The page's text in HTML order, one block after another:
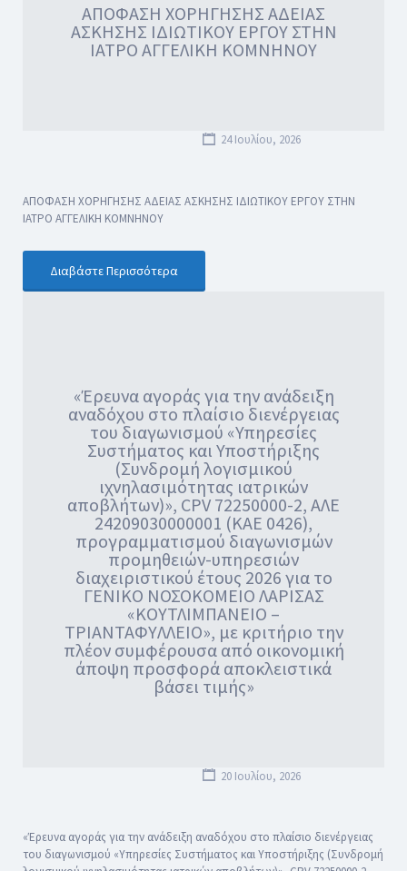
ΑΠΟΦΑΣΗ ΧΟΡΗΓΗΣΗΣ ΑΔΕΙΑΣ
ΑΣΚΗΣΗΣ ΙΔΙΩΤΙΚΟΥ ΕΡΓΟΥ ΣΤΗΝ
ΙΑΤΡΟ ΑΓΓΕΛΙΚΗ ΚΟΜΝΗΝΟΥ
24 Ιουλίου, 2026
ΑΠΟΦΑΣΗ ΧΟΡΗΓΗΣΗΣ ΑΔΕΙΑΣ ΑΣΚΗΣΗΣ ΙΔΙΩΤΙΚΟΥ ΕΡΓΟΥ ΣΤΗΝ
ΙΑΤΡΟ ΑΓΓΕΛΙΚΗ ΚΟΜΝΗΝΟΥ
Διαβάστε Περισσότερα
«Έρευνα αγοράς για την ανάδειξη
αναδόχου στο πλαίσιο διενέργειας
του διαγωνισμού «Υπηρεσίες
Συστήματος και Υποστήριξης
(Συνδρομή λογισμικού
ιχνηλασιμότητας ιατρικών
αποβλήτων)», CPV 72250000-2, ΑΛΕ
24209030000001 (ΚΑΕ 0426),
προγραμματισμού διαγωνισμών
προμηθειών-υπηρεσιών
διαχειριστικού έτους 2026 για το
ΓΕΝΙΚΟ ΝΟΣΟΚΟΜΕΙΟ ΛΑΡΙΣΑΣ
«ΚΟΥΤΛΙΜΠΑΝΕΙΟ –
ΤΡΙΑΝΤΑΦΥΛΛΕΙΟ», με κριτήριο την
πλέον συμφέρουσα από οικονομική
άποψη προσφορά αποκλειστικά
βάσει τιμής»
20 Ιουλίου, 2026
«Έρευνα αγοράς για την ανάδειξη αναδόχου στο πλαίσιο διενέργειας
του διαγωνισμού «Υπηρεσίες Συστήματος και Υποστήριξης (Συνδρομή